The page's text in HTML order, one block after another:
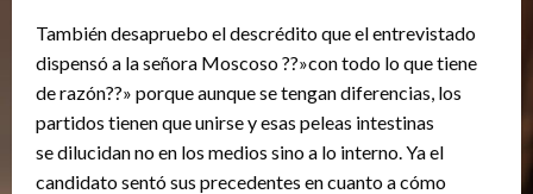
También desapruebo el descrédito que el entrevistado
dispensó a la señora Moscoso ??»con todo lo que tiene
de razón??» porque aunque se tengan diferencias, los
partidos tienen que unirse y esas peleas intestinas
se dilucidan no en los medios sino a lo interno. Ya el
candidato sentó sus precedentes en cuanto a cómo